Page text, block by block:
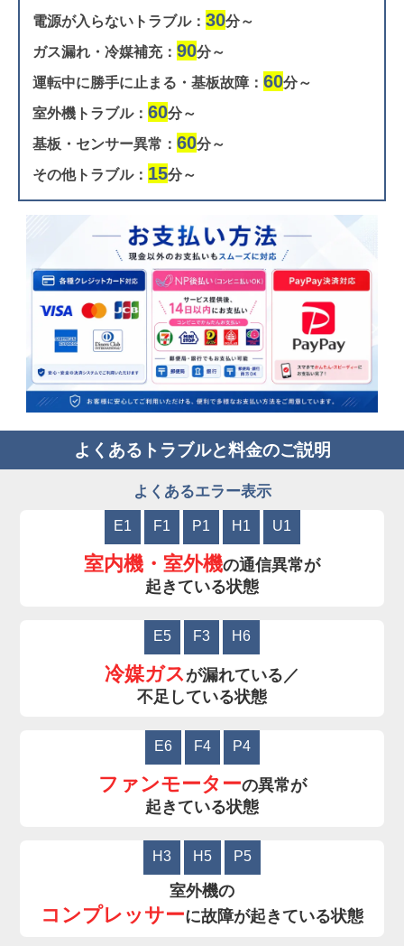
電源が入らないトラブル： 30分～
ガス漏れ・冷媒補充： 90分～
運転中に勝手に止まる・基板故障： 60分～
室外機トラブル： 60分～
基板・センサー異常： 60分～
その他トラブル： 15分～
よくあるトラブルと料金のご説明
よくあるエラー表示
E1 F1 P1 H1 U1
室内機・室外機の通信異常が
起きている状態
E5 F3 H6
冷媒ガス が漏れている／
不足している状態
E6 F4 P4
ファンモーターの異常が
起きている状態
H3 H5 P5
室外機の
コンプレッサーに故障が起きている状態